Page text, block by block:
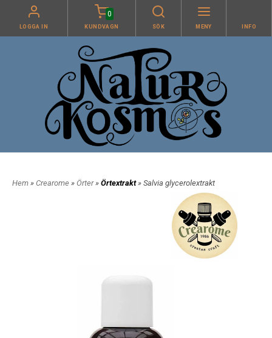
LOGGA IN
0
KUNDVAGN SÖK MENY INFO
Hem » Crearome » Örter» Örtextrakt» Salvia glycerolextrakt